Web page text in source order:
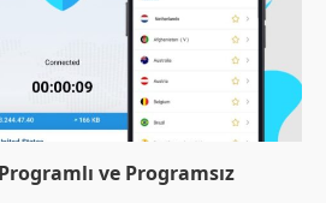
ve Programsız